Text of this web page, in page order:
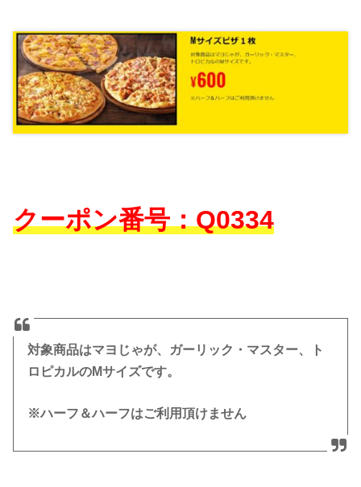
クーポン番号：Q0334
対象商品はマヨじゃが、ガーリック・マスター、ト
ロピカルのMサイズです。
※ハーフ＆ハーフはご利用頂けません